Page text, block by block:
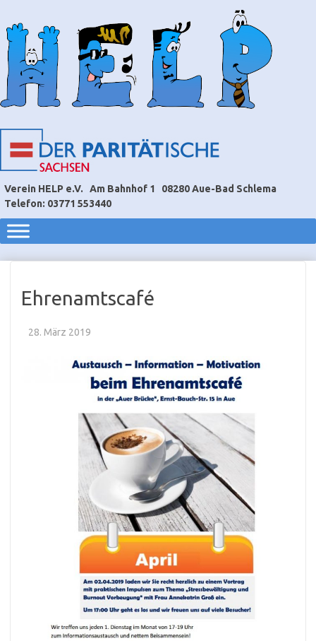
Verein HELP e.V. Am Bahnhof 1
08280 Aue-Bad Schlema
Telefon: 03771 553440
Ehrenamtscafé
28. März 2019